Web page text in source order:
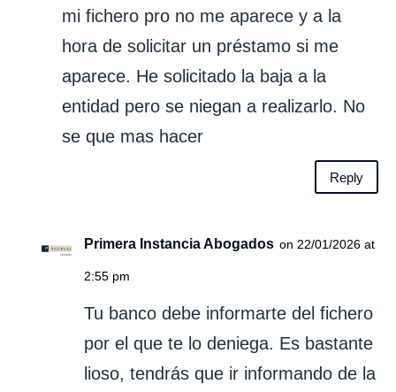
mi fichero pro no me aparece y a la
hora de solicitar un préstamo si me
aparece. He solicitado la baja a la
entidad pero se niegan a realizarlo. No
se que mas hacer
Reply
Primera Instancia Abogados on 22/01/2026 at
2:55 pm
Tu banco debe informarte del fichero
por el que te lo deniega. Es bastante
lioso, tendrás que ir informando de la